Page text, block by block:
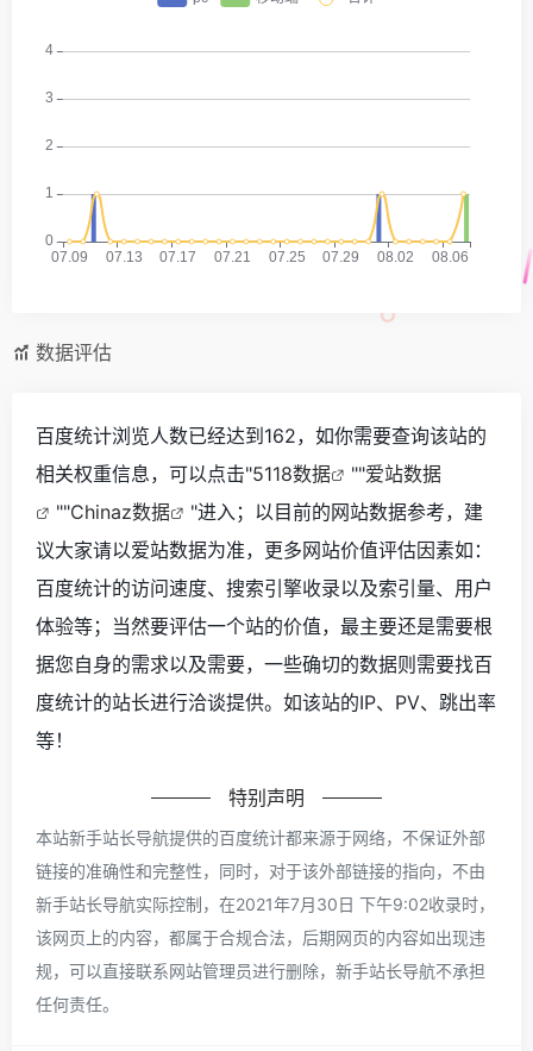
数据评估
百度统计浏览人数已经达到162，如你需要查询该站的
相关权重信息，可以点击"5118数据 ""爱站数据
""Chinaz数据
"进入；以目前的网站数据参考，建
议大家请以爱站数据为准，更多网站价值评估因素如：
百度统计的访问速度、搜索引擎收录以及索引量、用户
体验等；当然要评估一个站的价值，最主要还是需要根
据您自身的需求以及需要，一些确切的数据则需要找百
度统计的站长进行洽谈提供。如该站的IP、PV、跳出率
等！
特别声明
本站新手站长导航提供的百度统计都来源于网络，不保证外部
链接的准确性和完整性，同时，对于该外部链接的指向，不由
新手站长导航实际控制，在2021年7月30日 下午9:02收录时，
该网页上的内容，都属于合规合法，后期网页的内容如出现违
规，可以直接联系网站管理员进行删除，新手站长导航不承担
任何责任。